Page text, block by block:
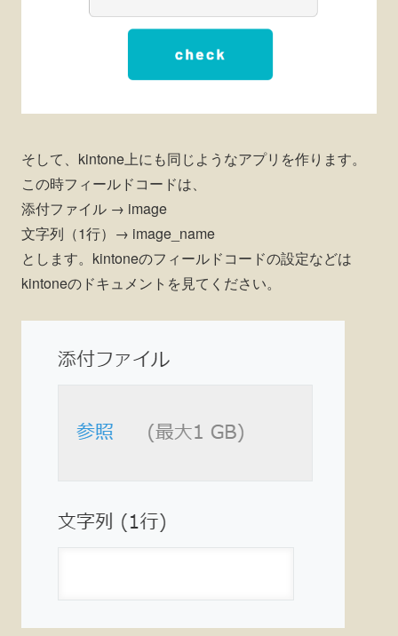
そして、kintone上にも同じようなアプリを作ります。
この時フィールドコードは、
添付ファイル → image
文字列（1行）→ image_name
とします。kintoneのフィールドコードの設定などは
kintoneのドキュメントを見てください。